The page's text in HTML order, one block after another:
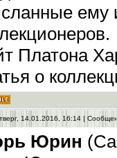
ему
Платона
о
14.01.2016, 16:14 |
Юрин